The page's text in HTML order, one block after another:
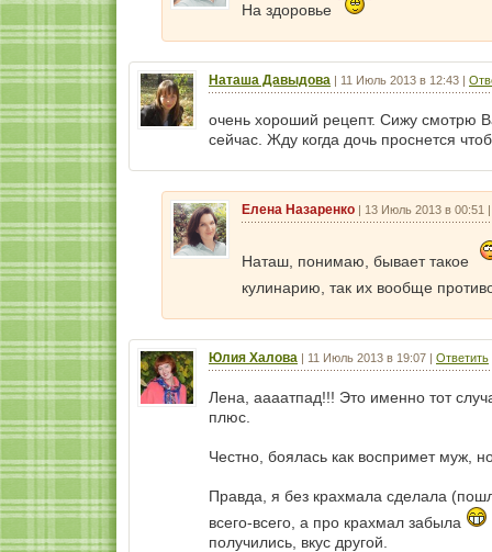
На здоровье
Наташа Давыдова | 11 Июль 2013 в 12:43 |
очень хороший рецепт. Сижу смотрю
сейчас. Жду когда дочь проснется
Елена Назаренко | 13 Июль 2013 в 00:51
Наташ, понимаю, бывает такое
кулинарию, так их вообще
Юлия Халова | 11 Июль 2013 в 19:07 | Ответить
Лена, аааатпад!!! Это именно тот
плюс.
Честно, боялась как воспримет
Правда, я без крахмала сделала
всего-всего, а про крахмал забыла
получились, вкус другой.